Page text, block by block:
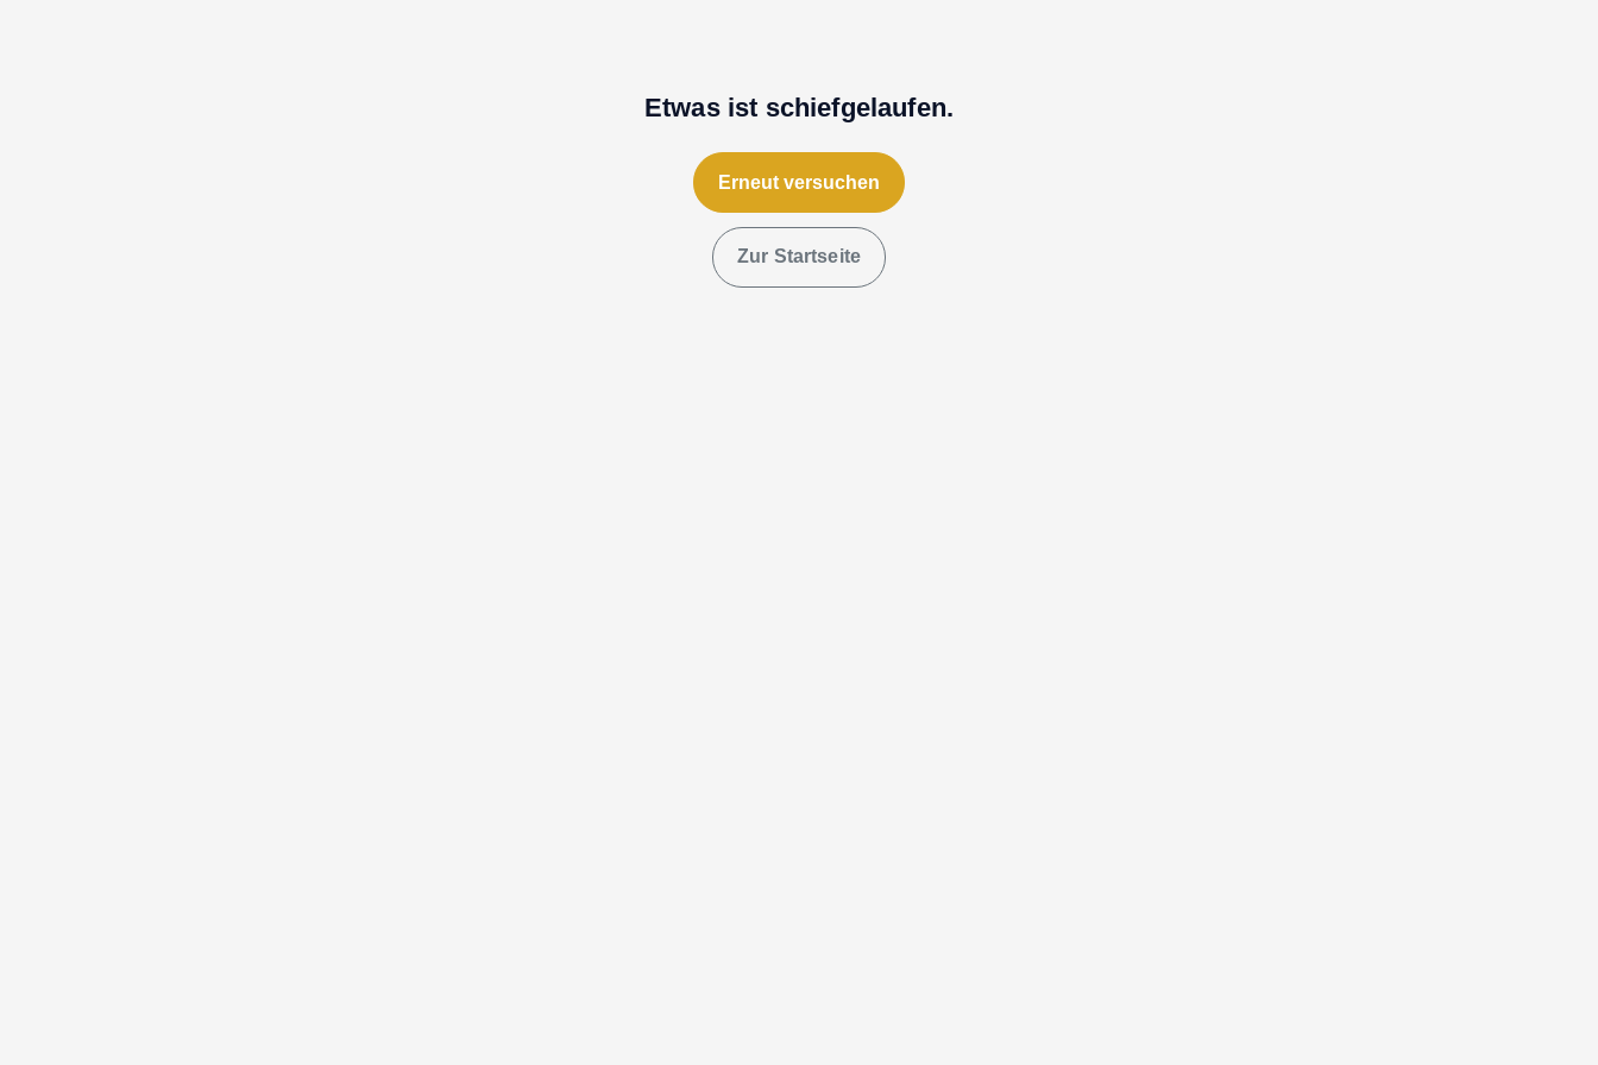
Etwas ist schiefgelaufen.
Erneut versuchen
Zur Startseite